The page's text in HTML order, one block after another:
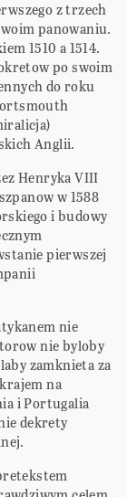
z trzech
panowaniu.
1510 a 1514.
po swoim
do roku
Anglii.
Henryka VIII
w 1588
i budowy
pierwszej
nie
nie byloby
zamknieta za
na
i Portugalia
dekrety